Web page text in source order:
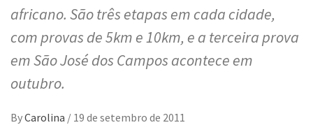
africano. São três etapas em cada cidade,
com provas de 5km e 10km, e a terceira prova
em São José dos Campos acontece em
outubro.
ByCarolina / 19 de setembro de 2011